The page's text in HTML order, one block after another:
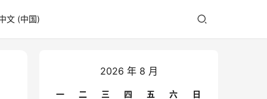
文 (中国)
2026 年 8 月
一 二 三 四 五 六 日